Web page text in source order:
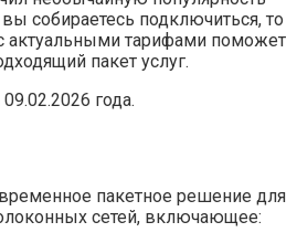
собираетесь подключиться, то
актуальными тарифами поможет
пакет услуг.
года.
пакетное решение для
сетей, включающее: